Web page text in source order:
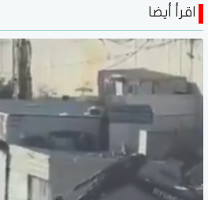
اقرأ أيضا